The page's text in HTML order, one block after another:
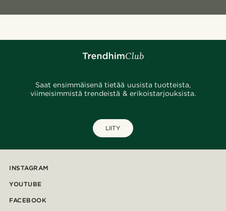
Saat ensimmäisenä tietää uusista tuotteista,
viimeisimmistä trendeistä & erikoistarjouksista.
LIITY
INSTAGRAM
YOUTUBE
FACEBOOK